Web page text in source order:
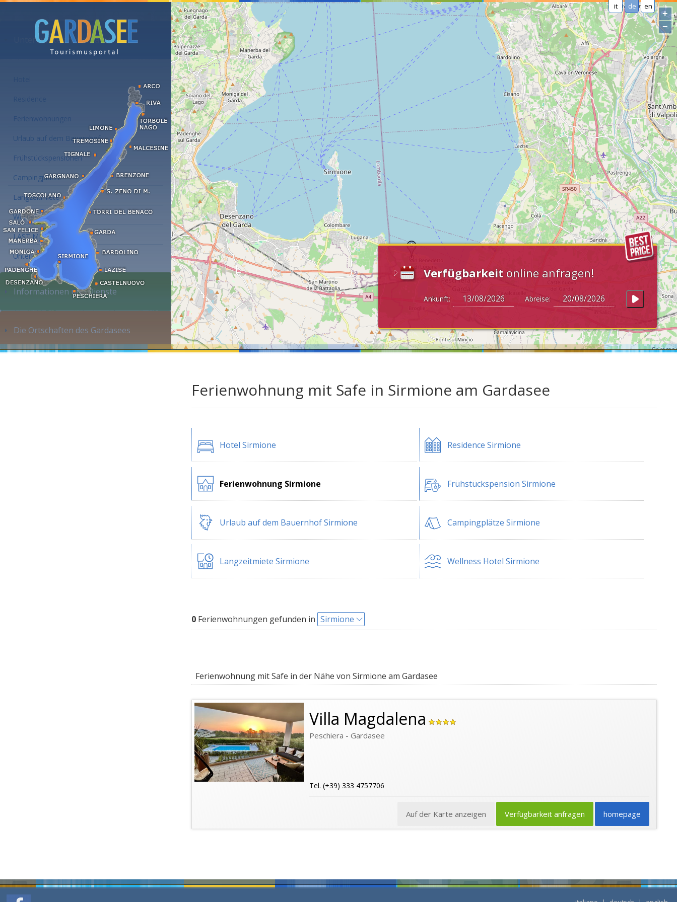
it de en
Verfügbarkeit online anfragen!
Ankunft: Abreise:
+
−
Unterkünfte am Gardasee
Ferienwohnungen
Urlaub auf dem Bauernhof
Frühstückspensionen
Campingplätze
Langzeitmiete
Wellness Hotel
LAST MINUTE
Unterkunft suchen...
Informationen und Dienste
Die Ortschaften des Gardasees
Ferienwohnung mit Safe in Sirmione am Gardasee
Hotel Sirmione Residence Sirmione
Ferienwohnung Sirmione Frühstückspension Sirmione
Urlaub auf dem Bauernhof Sirmione Campingplätze Sirmione
Langzeitmiete Sirmione Wellness Hotel Sirmione
0 Ferienwohnungen gefunden in Sirmione
Ferienwohnung mit Safe in der Nähe von Sirmione am Gardasee
Villa Magdalena
Peschiera - Gardasee
Tel. (+39) 333 4757706
homepage
Verfügbarkeit anfragen
Auf der Karte anzeigen